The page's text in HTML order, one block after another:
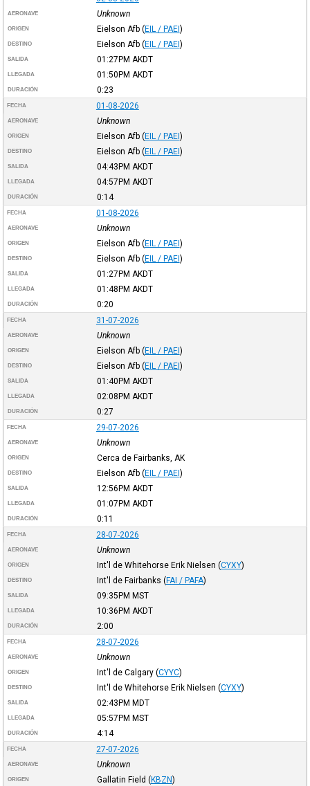
AERONAVE Unknown
ORIGEN Eielson Afb (EIL / PAEI )
DESTINO Eielson Afb (EIL / PAEI )
SALIDA 01:27PM AKDT
LLEGADA 01:50PM AKDT
DURACIÓN 0:23
FECHA 01-08-2026
AERONAVE Unknown
ORIGEN Eielson Afb (EIL / PAEI )
DESTINO Eielson Afb (EIL / PAEI )
SALIDA 04:43PM AKDT
LLEGADA 04:57PM AKDT
DURACIÓN 0:14
FECHA 01-08-2026
AERONAVE Unknown
ORIGEN Eielson Afb (EIL / PAEI )
DESTINO Eielson Afb (EIL / PAEI )
SALIDA 01:27PM AKDT
LLEGADA 01:48PM AKDT
DURACIÓN 0:20
FECHA 31-07-2026
AERONAVE Unknown
ORIGEN Eielson Afb (EIL / PAEI )
DESTINO Eielson Afb (EIL / PAEI )
SALIDA 01:40PM AKDT
LLEGADA 02:08PM AKDT
DURACIÓN 0:27
FECHA 29-07-2026
AERONAVE Unknown
ORIGEN Cerca de Fairbanks, AK
DESTINO Eielson Afb (EIL / PAEI )
SALIDA 12:56PM AKDT
LLEGADA 01:07PM AKDT
DURACIÓN 0:11
FECHA 28-07-2026
AERONAVE Unknown
ORIGEN Int'l de Whitehorse Erik Nielsen (CYXY)
DESTINO Int'l de Fairbanks (FAI / PAFA)
SALIDA 09:35PM MST
LLEGADA 10:36PM AKDT
DURACIÓN 2:00
FECHA 28-07-2026
AERONAVE Unknown
ORIGEN Int'l de Calgary (CYYC)
DESTINO Int'l de Whitehorse Erik Nielsen (CYXY)
SALIDA 02:43PM MDT
LLEGADA 05:57PM MST
DURACIÓN 4:14
FECHA 27-07-2026
AERONAVE Unknown
ORIGEN Gallatin Field (KBZN)